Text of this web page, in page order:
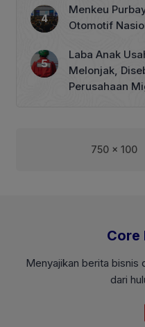
Menkeu
Otomotif
Laba Anak
Melonjak,
Perusahaan
750 x 100
Core
Menyajikan berita bisnis
dari